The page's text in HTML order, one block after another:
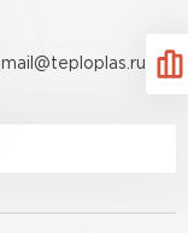
mail@teploplas.ru